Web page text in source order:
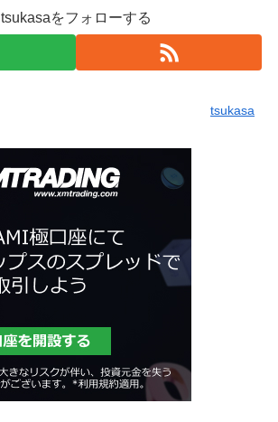
tsukasaをフォローする
tsukasa